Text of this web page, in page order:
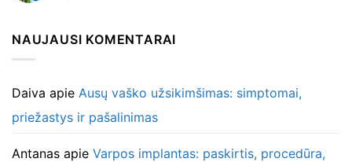
NAUJAUSI KOMENTARAI
Daiva apie Ausų vaško užsikimšimas: simptomai,
priežastys ir pašalinimas
Antanas apie Varpos implantas: paskirtis, procedūra,